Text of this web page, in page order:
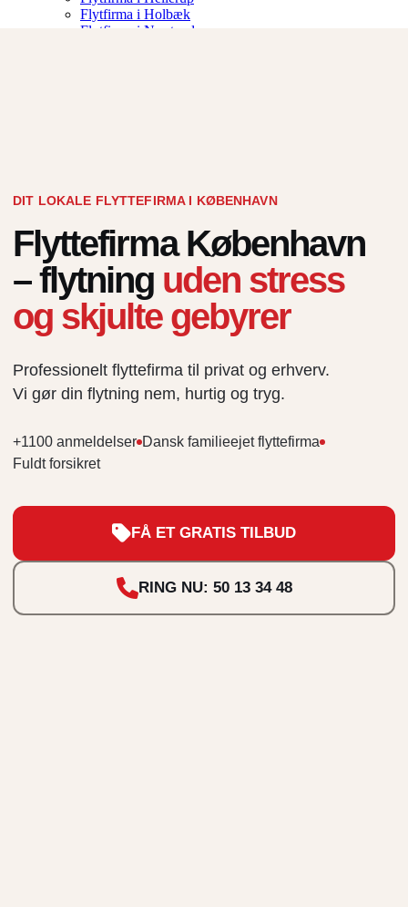
Flytfirma i Holbæk
Flytfirma i Næstved
Åbningstider 07:00-17:00
DIT LOKALE FLYTTEFIRMA I KØBENHAVN
Flyttefirma København
– flytning uden stress
og skjulte gebyrer
Professionelt flyttefirma til privat og erhverv.
Vi gør din flytning nem, hurtig og tryg.
+1100 anmeldelser Dansk familieejet flyttefirma
Fuldt forsikret
FÅ ET GRATIS TILBUD
RING NU: 50 13 34 48